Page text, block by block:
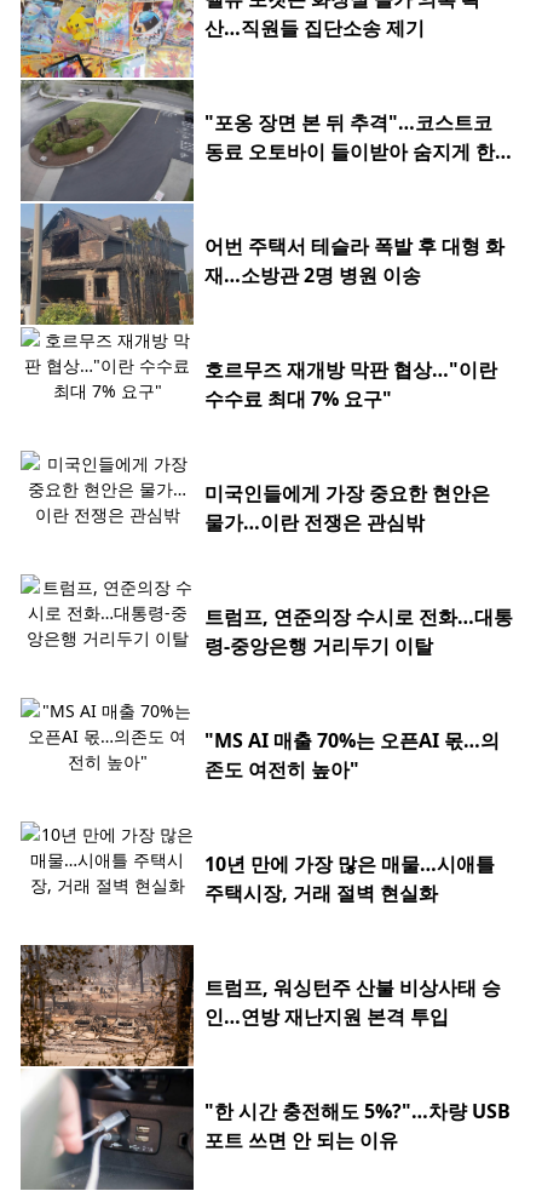
산…직원들 집단소송 제기
"포옹 장면 본 뒤 추격"…코스트코
동료 오토바이 들이받아 숨지게 한 2
어번 주택서 테슬라 폭발 후 대형 화
재…소방관 2명 병원 이송
호르무즈 재개방 막판 협상…"이란
수수료 최대 7% 요구"
미국인들에게 가장 중요한 현안은
물가…이란 전쟁은 관심밖
트럼프, 연준의장 수시로 전화…대통
령-중앙은행 거리두기 이탈
"MS AI 매출 70%는 오픈AI 몫…의
존도 여전히 높아"
10년 만에 가장 많은 매물…시애틀
주택시장, 거래 절벽 현실화
트럼프, 워싱턴주 산불 비상사태 승
인…연방 재난지원 본격 투입
"한 시간 충전해도 5%?"…차량 USB
포트 쓰면 안 되는 이유